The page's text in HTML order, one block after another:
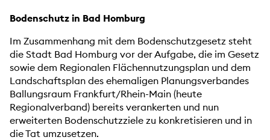
Bodenschutz in Bad Homburg
Im Zusammenhang mit dem Bodenschutzgesetz steht
die Stadt Bad Homburg vor der Aufgabe, die im Gesetz
sowie dem Regionalen Flächennutzungsplan und dem
Landschaftsplan des ehemaligen Planungsverbandes
Ballungsraum Frankfurt/Rhein-Main (heute
Regionalverband) bereits verankerten und nun
erweiterten Bodenschutzziele zu konkretisieren und in
die Tat umzusetzen.